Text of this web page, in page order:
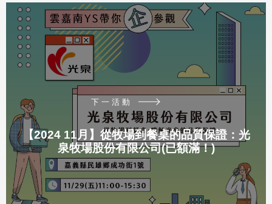
下一活動
【2024 11月】從牧場到餐桌的品質保證：光
泉牧場股份有限公司(已額滿！)